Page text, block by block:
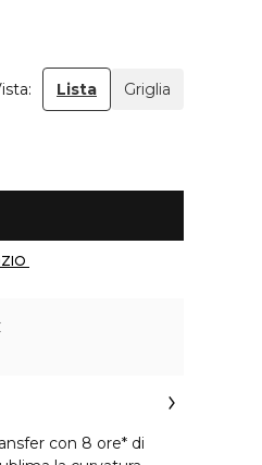
Lista Griglia
con 8 ore* di